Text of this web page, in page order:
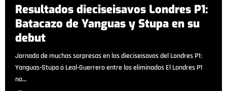
Resultados dieciseisavos Londres P1:
Batacazo de Yanguas y Stupa en su
debut
Jornada de muchas sorpresas en los dieciseisavos del Londres P1:
Yanguas-Stupa ó Leal-Guerrero entre los eliminados El Londres P1
no…